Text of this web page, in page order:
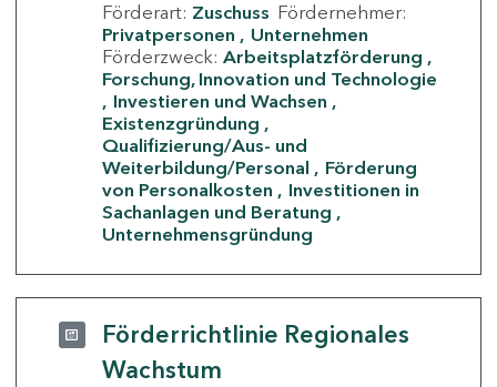
Förderart: Zuschuss Fördernehmer:
Privatpersonen
Unternehmen
Förderzweck: Arbeitsplatzförderung
Forschung, Innovation und Technologie
Investieren und Wachsen
Existenzgründung
Qualifizierung/Aus- und
Weiterbildung/Personal
Förderung
von Personalkosten
Investitionen in
Sachanlagen und Beratung
Unternehmensgründung
Förderrichtlinie Regionales
Wachstum